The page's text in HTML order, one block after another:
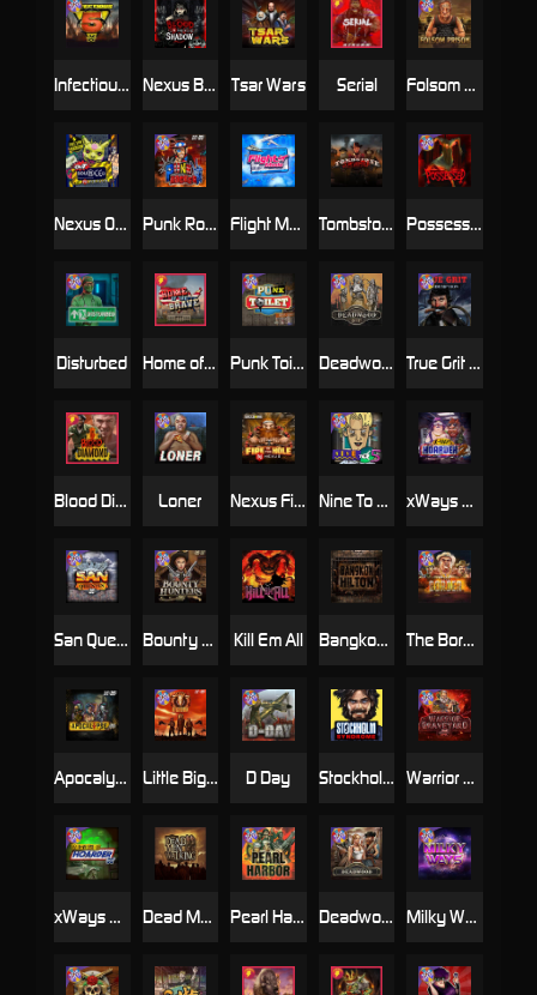
Nexus Blood & Shadow
Kill Em All
Blood Diamond Nexus Fire In The Hole xBomb
Dead Men Walking
Tsar Wars
Home of the Brave
Tombstone Slaughter
Stockholm Syndrome
Apocalypse Super xNudge
Punk Rocker 2
Deadwood R.I.P
Bangkok Hilton
Nexus Outsourced
Loner
Folsom Prison
xWays Hoarder 2
Nine To Five
Bounty Hunters xNudge®
Warrior Graveyard xNudge
Flight Mode
Little Bighorn
San Quentin xWays
Serial
Punk Toilet
Possessed
Deadwood xNudge
Disturbed
Milky Ways
Pearl Harbor
Infectious 5 xWays
True Grit Redemption
xWays Hoarder xSplit
D Day
The Border